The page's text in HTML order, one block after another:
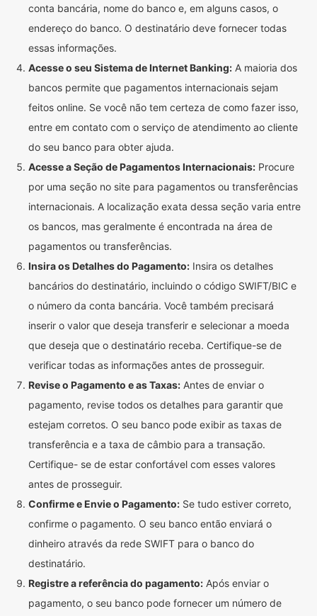
conta bancária, nome do banco e, em alguns casos, o
endereço do banco. O destinatário deve fornecer todas
essas informações.
Acesse o seu Sistema de Internet Banking: A maioria dos
bancos permite que pagamentos internacionais sejam
feitos online. Se você não tem certeza de como fazer isso,
entre em contato com o serviço de atendimento ao cliente
do seu banco para obter ajuda.
Acesse a Seção de Pagamentos Internacionais: Procure
por uma seção no site para pagamentos ou transferências
internacionais. A localização exata dessa seção varia entre
os bancos, mas geralmente é encontrada na área de
pagamentos ou transferências.
Insira os Detalhes do Pagamento: Insira os detalhes
bancários do destinatário, incluindo o código SWIFT/BIC e
o número da conta bancária. Você também precisará
inserir o valor que deseja transferir e selecionar a moeda
que deseja que o destinatário receba. Certifique-se de
verificar todas as informações antes de prosseguir.
Revise o Pagamento e as Taxas: Antes de enviar o
pagamento, revise todos os detalhes para garantir que
estejam corretos. O seu banco pode exibir as taxas de
transferência e a taxa de câmbio para a transação.
Certifique- se de estar confortável com esses valores
antes de prosseguir.
Confirme e Envie o Pagamento: Se tudo estiver correto,
confirme o pagamento. O seu banco então enviará o
dinheiro através da rede SWIFT para o banco do
destinatário.
Registre a referência do pagamento: Após enviar o
pagamento, o seu banco pode fornecer um número de